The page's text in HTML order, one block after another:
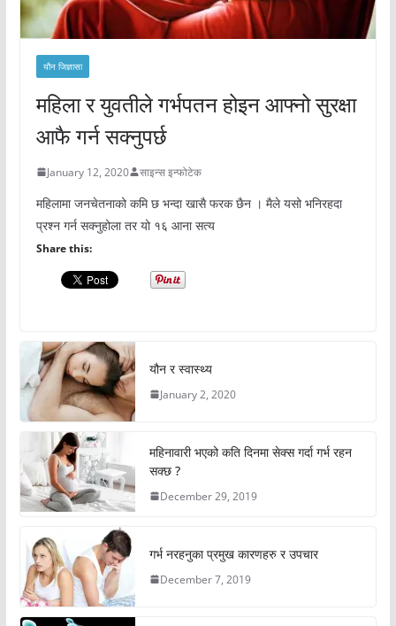
यौन जिज्ञासा
महिला र युवतीले गर्भपतन होइन आफ्नो सुरक्षा
आफै गर्न सक्नुपर्छ
January 12, 2020 साइन्स इन्फोटेक
महिलामा जनचेतनाको कमि छ भन्दा खासै फरक छैन । मैले यसो भनिरहदा
प्रश्न गर्न सक्नुहोला तर यो १६ आना सत्य
Share this:
यौन र स्वास्थ्य
January 2, 2020
महिनावारी भएको कति दिनमा सेक्स गर्दा गर्भ रहन
सक्छ ?
December 29, 2019
गर्भ नरहनुका प्रमुख कारणहरु र उपचार
December 7, 2019